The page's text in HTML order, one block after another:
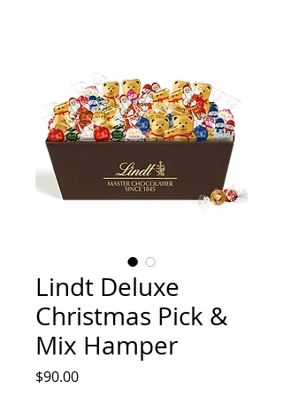
Lindt Deluxe
Christmas Pick &
Mix Hamper
$90.00Prix